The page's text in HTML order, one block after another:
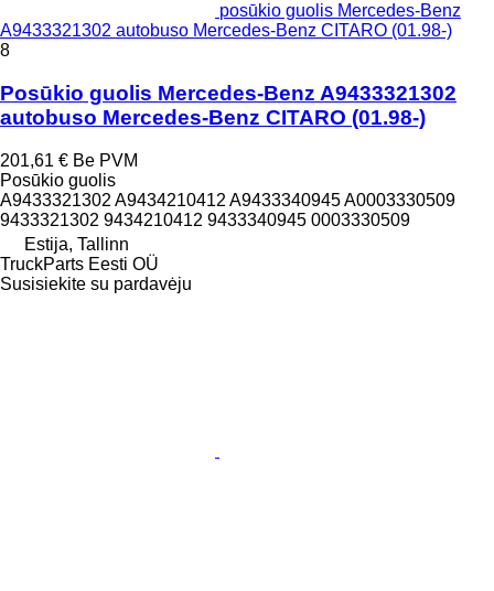
posūkio guolis Mercedes-Benz
A9433321302 autobuso Mercedes-Benz CITARO (01.98-)
8
Posūkio guolis Mercedes-Benz A9433321302
autobuso Mercedes-Benz CITARO (01.98-)
201,61 € Be PVM
Posūkio guolis
A9433321302 A9434210412 A9433340945 A0003330509
9433321302 9434210412 9433340945 0003330509
Estija, Tallinn
TruckParts Eesti OÜ
Susisiekite su pardavėju